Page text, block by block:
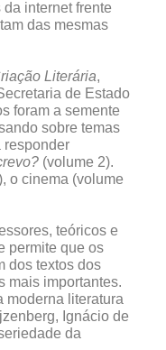
internet frente
das mesmas
Literária,
de Estado
foram a semente
sobre temas
responder
(volume 2).
o cinema (volume
teóricos e
permite que os
dos textos dos
mais importantes.
moderna literatura
Ignácio de
da